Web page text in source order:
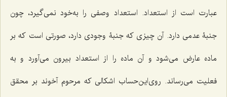
عبارت است از استعداد. استعداد وصفى را به‌خود نمى‌گیرد، چون
جنبۀ عدمى دارد. آن چیزی كه جنبۀ وجودى دارد، صورتى است كه بر
ماده عارض مى‌شود و آن ماده را از استعداد بیرون مى‌آورد و به
فعلیت مى‌رساند. روى‌این‌حساب اشكالى كه مرحوم آخوند بر محقق